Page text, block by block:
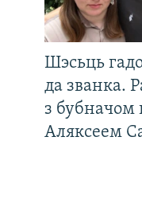
Шэсьць
да званка.
з бубначом
Аляксеем